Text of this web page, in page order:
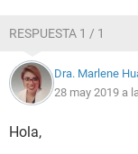
RESPUESTA 1 / 1
Dra. Marlene
28 may 2019 a
Hola,